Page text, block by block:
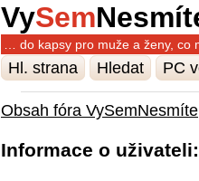
VySem
… do kapsy pro muže a ženy, co
Hl. strana Hledat PC
Obsah fóra VySemNesmíte
Informace o